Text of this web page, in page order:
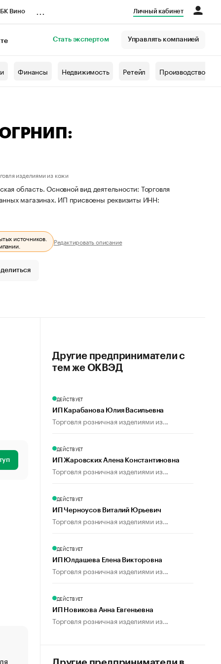
Вино Личный кабинет
Стать экспертом Управлять компанией
Финансы Недвижимость Ретейл Производство
ОГРНИП:
изделиями из кожи
область. Основной вид деятельности: Торговля
магазинах. ИП присвоены реквизиты ИНН:
источников.
Редактировать описание
«От спорта тело стареет иначе». Как живет глава
Другие предприниматели с
тем же ОКВЭД
ДЕЙСТВУЕТ
ИП Карабанова Юлия Васильевна
Торговля розничная изделиями из...
ДЕЙСТВУЕТ
ИП Жаровских Алена Константиновна
Торговля розничная изделиями из...
ДЕЙСТВУЕТ
ИП Черноусов Виталий Юрьевич
Торговля розничная изделиями из...
ДЕЙСТВУЕТ
ИП Юлдашева Елена Викторовна
Торговля розничная изделиями из...
ДЕЙСТВУЕТ
ИП Новикова Анна Евгеньевна
Торговля розничная изделиями из...